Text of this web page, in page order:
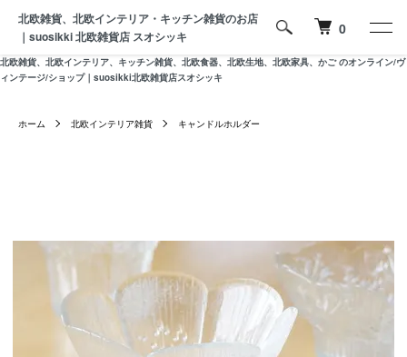
北欧雑貨、北欧インテリア、キッチン雑貨、北欧食器、北欧生地、北欧家具、かご のオンライン/ヴ
ィンテージ/ショップ｜suosikki北欧雑貨店スオシッキ
北欧雑貨、北欧インテリア・キッチン雑貨のお店
｜suosikki 北欧雑貨店 スオシッキ
0
ホーム 北欧インテリア雑貨 キャンドルホルダー